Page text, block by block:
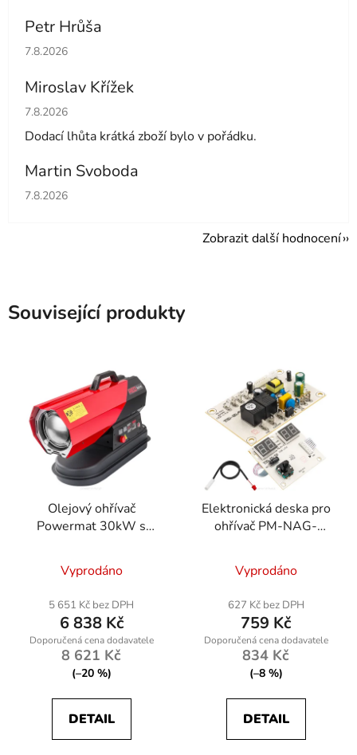
Petr Hrůša
Hodnocení obchodu je 5 z 5 hvězdiček.
7.8.2026
Miroslav Křížek
Hodnocení obchodu je 5 z 5 hvězdiček.
7.8.2026
Dodací lhůta krátká zboží bylo v pořádku.
Martin Svoboda
Hodnocení obchodu je 5 z 5 hvězdiček.
7.8.2026
Zobrazit další hodnocení
Související produkty
Olejový ohřívač
Powermat 30kW s
Vyprodáno
5 651 Kč bez DPH
6 838 Kč
8 621 Kč
(–20 %)
DETAIL
Elektronická deska pro
ohřívač PM-NAG-
Vyprodáno
627 Kč bez DPH
759 Kč
834 Kč
(–8 %)
DETAIL